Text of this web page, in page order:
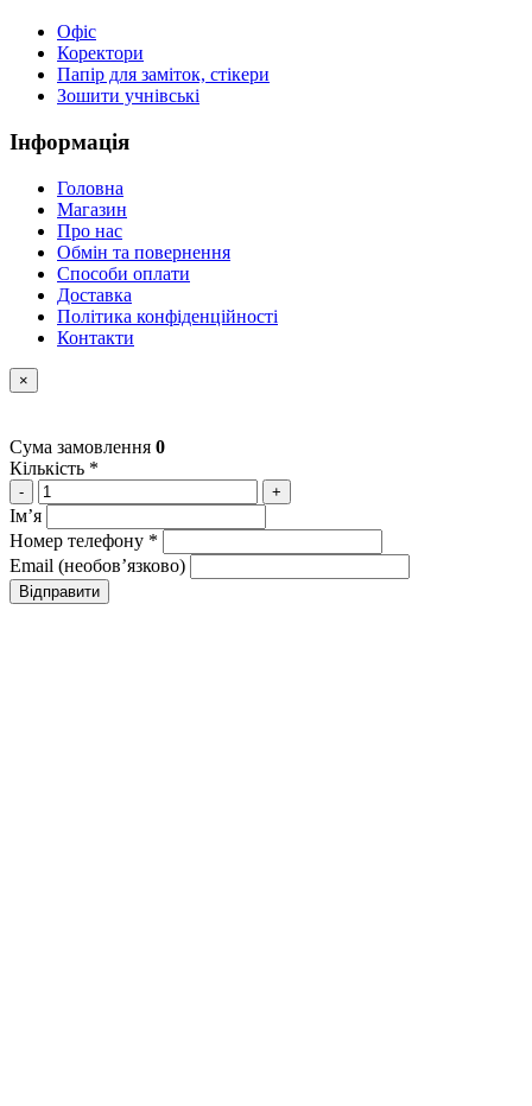
Офіс
Коректори
Папір для заміток, стікери
Зошити учнівські
Інформація
Головна
Магазин
Про нас
Обмін та повернення
Способи оплати
Доставка
Політика конфіденційності
Контакти
×
Сума замовлення 0
Кількість *
- +
Імʼя
Номер телефону *
Email (необовʼязково)
Відправити